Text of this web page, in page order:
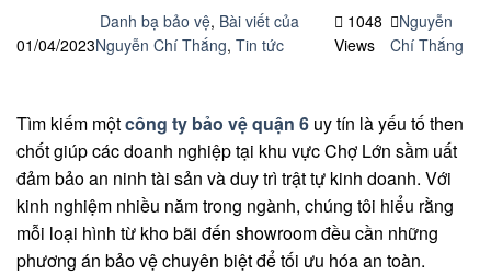
01/04/2023
Danh bạ bảo vệ, Bài viết của
Nguyễn Chí Thắng, Tin tức
1048
Views
Nguyễn
Chí Thắng
Tìm kiếm mộtcông ty bảo vệ quận 6 uy tín là yếu tố then
chốt giúp các doanh nghiệp tại khu vực Chợ Lớn sầm uất
đảm bảo an ninh tài sản và duy trì trật tự kinh doanh. Với
kinh nghiệm nhiều năm trong ngành, chúng tôi hiểu rằng
mỗi loại hình từ kho bãi đến showroom đều cần những
phương án bảo vệ chuyên biệt để tối ưu hóa an toàn.